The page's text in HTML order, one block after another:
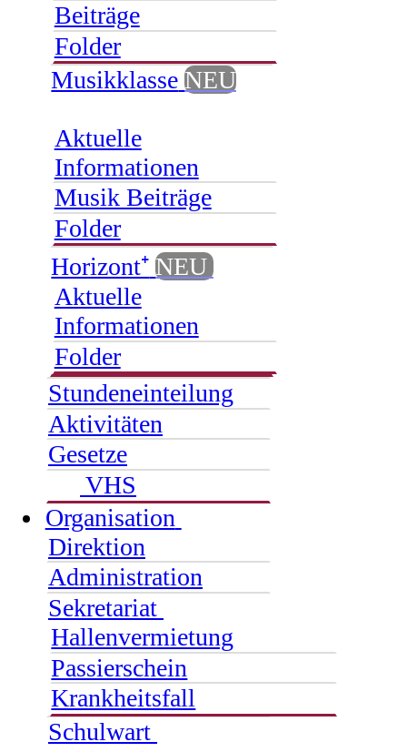
Beiträge
Folder
Musikklasse NEU
Aktuelle
Informationen
Musik Beiträge
Folder
Horizont⁺ NEU
Aktuelle
Informationen
Folder
Stundeneinteilung
Aktivitäten
Gesetze
VHS
Organisation
Direktion
Administration
Sekretariat
Hallenvermietung
Passierschein
Krankheitsfall
Schulwart